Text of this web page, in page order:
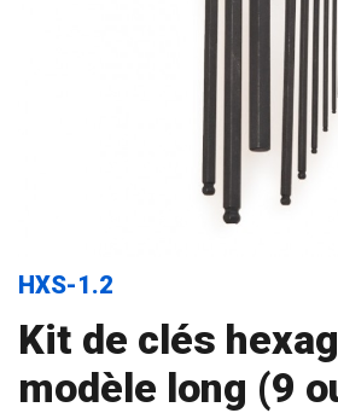
HXS-1.2
Kit de clés
modèle long (9